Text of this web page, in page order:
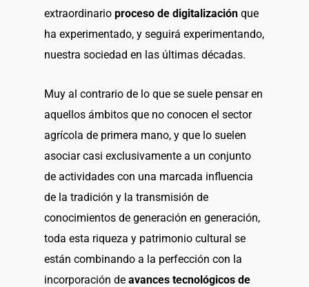
extraordinario proceso de digitalización que
ha experimentado, y seguirá experimentando,
nuestra sociedad en las últimas décadas.
Muy al contrario de lo que se suele pensar en
aquellos ámbitos que no conocen el sector
agrícola de primera mano, y que lo suelen
asociar casi exclusivamente a un conjunto
de actividades con una marcada influencia
de la tradición y la transmisión de
conocimientos de generación en generación,
toda esta riqueza y patrimonio cultural se
están combinando a la perfección con la
incorporación de avances tecnológicos de